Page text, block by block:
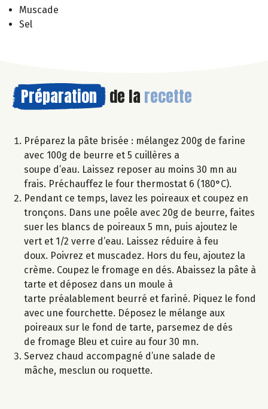
Muscade
Sel
Préparation de la recette
Préparez la pâte brisée : mélangez 200g de farine
avec 100g de beurre et 5 cuillères a
soupe d’eau. Laissez reposer au moins 30 mn au
frais. Préchauffez le four thermostat 6 (180°C).
Pendant ce temps, lavez les poireaux et coupez en
tronçons. Dans une poêle avec 20g de beurre, faites
suer les blancs de poireaux 5 mn, puis ajoutez le
vert et 1/2 verre d’eau. Laissez réduire à feu
doux. Poivrez et muscadez. Hors du feu, ajoutez la
crème. Coupez le fromage en dés. Abaissez la pâte à
tarte et déposez dans un moule à
tarte préalablement beurré et fariné. Piquez le fond
avec une fourchette. Déposez le mélange aux
poireaux sur le fond de tarte, parsemez de dés
de fromage Bleu et cuire au four 30 mn.
Servez chaud accompagné d’une salade de
mâche, mesclun ou roquette.